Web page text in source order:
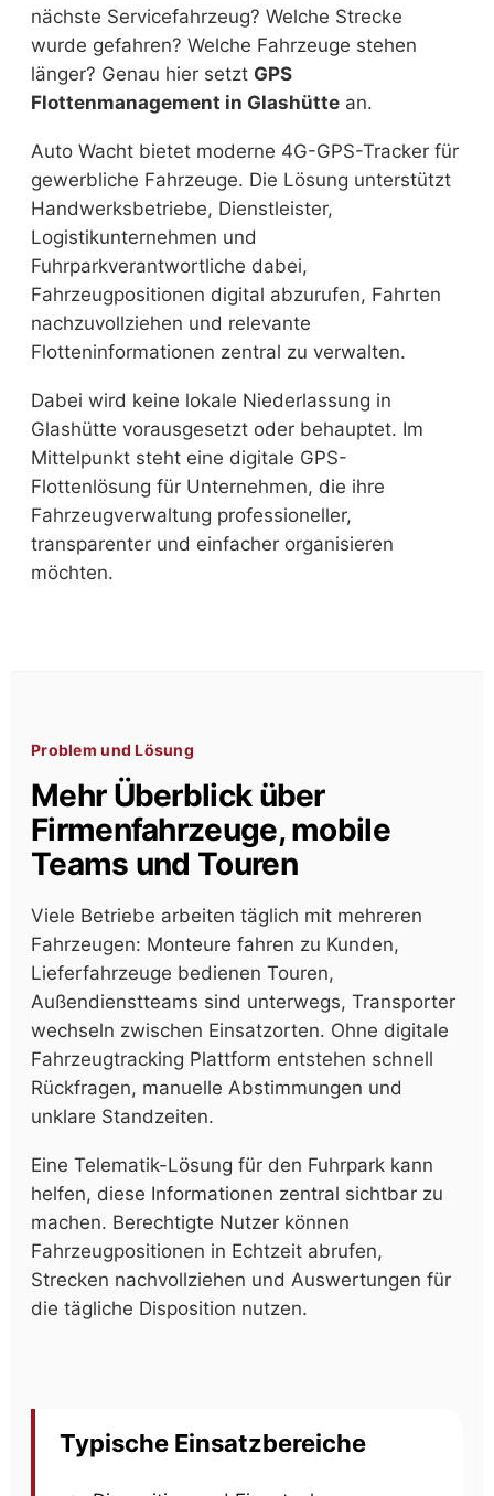
nächste Servicefahrzeug? Welche Strecke
wurde gefahren? Welche Fahrzeuge stehen
länger? Genau hier setzt GPS
Flottenmanagement in Glashütte an.
Auto Wacht bietet moderne 4G-GPS-Tracker für
gewerbliche Fahrzeuge. Die Lösung unterstützt
Handwerksbetriebe, Dienstleister,
Logistikunternehmen und
Fuhrparkverantwortliche dabei,
Fahrzeugpositionen digital abzurufen, Fahrten
nachzuvollziehen und relevante
Flotteninformationen zentral zu verwalten.
Dabei wird keine lokale Niederlassung in
Glashütte vorausgesetzt oder behauptet. Im
Mittelpunkt steht eine digitale GPS-
Flottenlösung für Unternehmen, die ihre
Fahrzeugverwaltung professioneller,
transparenter und einfacher organisieren
möchten.
Problem und Lösung
Mehr Überblick über
Firmenfahrzeuge, mobile
Teams und Touren
Viele Betriebe arbeiten täglich mit mehreren
Fahrzeugen: Monteure fahren zu Kunden,
Lieferfahrzeuge bedienen Touren,
Außendienstteams sind unterwegs, Transporter
wechseln zwischen Einsatzorten. Ohne digitale
Fahrzeugtracking Plattform entstehen schnell
Rückfragen, manuelle Abstimmungen und
unklare Standzeiten.
Eine Telematik-Lösung für den Fuhrpark kann
helfen, diese Informationen zentral sichtbar zu
machen. Berechtigte Nutzer können
Fahrzeugpositionen in Echtzeit abrufen,
Strecken nachvollziehen und Auswertungen für
die tägliche Disposition nutzen.
Typische Einsatzbereiche